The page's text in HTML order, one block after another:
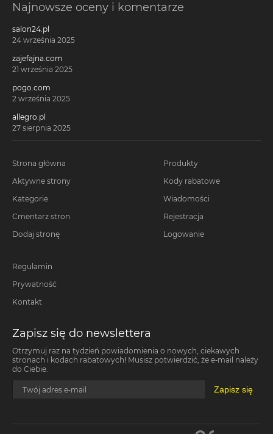
Najnowsze oceny i komentarze
salon24.pl
24 września 2025
zajefajna.com
21 września 2025
pogo.com
2 września 2025
allegro.pl
27 sierpnia 2025
Strona główna
Aktywne strony
Kategorie
Cmentarz stron
Dodaj stronę
Produkty
Kody rabatowe
Wiadomości
Rejestracja
Logowanie
Regulamin
Prywatność
Kontakt
Zapisz się do newslettera
Otrzymuj raz na tydzień powiadomienia o nowych, ciekawych
stronach i kodach rabatowych! Musisz potwierdzić, że e-mail należy
do Ciebie.
Twój adres e-mail Zapisz się